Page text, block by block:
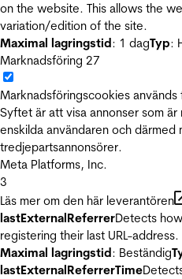
on the website. This allows the
variation/edition of the site.
Maximal lagringstid: 1 dagTyp:
Marknadsföring 27
Marknadsföringscookies
Syftet är att visa annonser som
enskilda användaren och
tredjepartsannonsörer.
Meta Platforms, Inc.
3
Läs mer om den här leverantören
lastExternalReferrerDetects
registering their last URL-address.
Maximal lagringstid: Beständig
lastExternalReferrerTime